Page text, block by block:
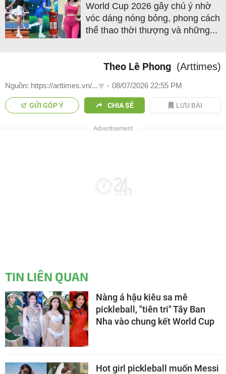
World Cup 2026 gây chú ý nhờ
vóc dáng nóng bỏng, phong cách
thể thao thời thượng và những...
Theo Lê Phong (Arttimes)
Nguồn: https://arttimes.vn/... - 08/07/2026 22:55 PM
GỬI GÓP Ý CHIA SẺ LƯU BÀI
TIN LIÊN QUAN
Nàng á hậu kiêu sa mê
pickleball, "tiên tri" Tây Ban
Nha vào chung kết World Cup
Hot girl pickleball muốn Messi